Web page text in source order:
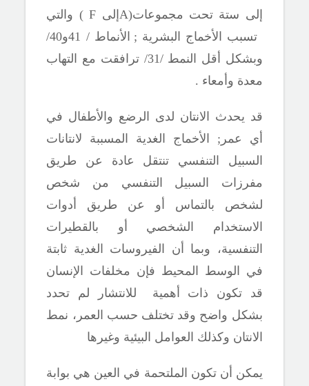
إلى ستة تحت مجموعات(Aإلى ) والتي
تسبب الأخماج البشرية ;
الأنماط / 41و40/
وبشكل أقل النمط
/31/ ترافقت مع التهاب
معدة وأمعاء .
قد يحدث الانتان لدى الرضع والأطفال في
أي عمر ; الأخماج الغدية المسببة لانتانات
السبيل التنفسي تنتقل عادة عن طريق
مفرزات السبيل التنفسي من شخص
لشخص بالتماس أو عن طريق أدوات
الاستخدام الشخصي أو بالقطيرات
التنفسية، وبما أن الفيروسات الغدية ثابتة
في الوسط المحيط فإن مخلفات الإنسان
قد تكون ذات أهمية للانتشار لم تحدد
بشكل واضح وقد تختلف حسب العمر، نمط
الانتان وكذلك العوامل البيئية وغيرها
يمكن أن تكون الملتحمة في العين هي بوابة